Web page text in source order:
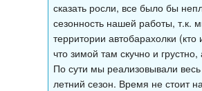
сказать росли, все было бы
сезонность нашей работы, т.к.
территории автобарахолки (кто
что зимой там скучно и
По сути мы реализовывали весь
летний сезон. Время не стоит